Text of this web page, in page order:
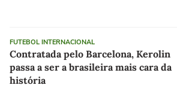
FUTEBOL INTERNACIONAL
Contratada pelo Barcelona, Kerolin
passa a ser a brasileira mais cara da
história